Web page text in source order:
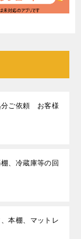
分ご依頼 お客様
、冷蔵庫等の回
本棚、マットレ